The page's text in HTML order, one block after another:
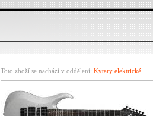
Toto zboží se nachází v oddělení: Kytary elektrické